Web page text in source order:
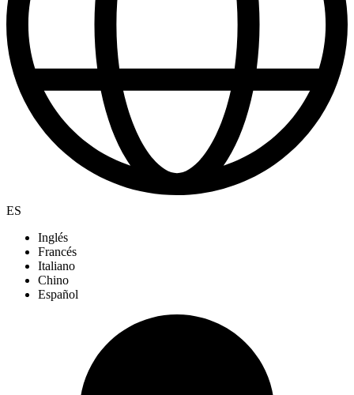
ES
Inglés
Francés
Italiano
Chino
Español